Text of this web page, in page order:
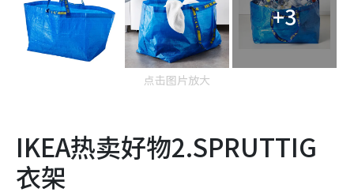
+3
点击图片放大
IKEA热卖好物2.SPRUTTIG
衣架